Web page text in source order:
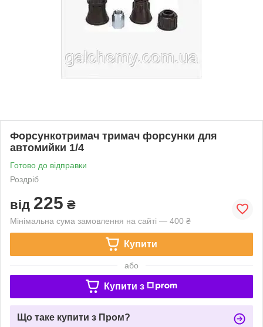
Форсункотримач тримач форсунки для
автомийки 1/4
Готово до відправки
Роздріб
від 225 ₴
Мінімальна сума замовлення на сайті — 400 ₴
Купити
або
Купити з
Що таке купити з Пром?